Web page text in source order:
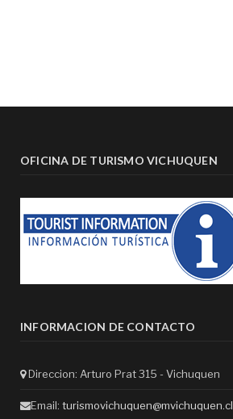
OFICINA DE TURISMO VICHUQUEN
INFORMACION DE CONTACTO
Direccion: Arturo Prat 315 - Vichuquen
Email: turismovichuquen@mvichuquen.cl